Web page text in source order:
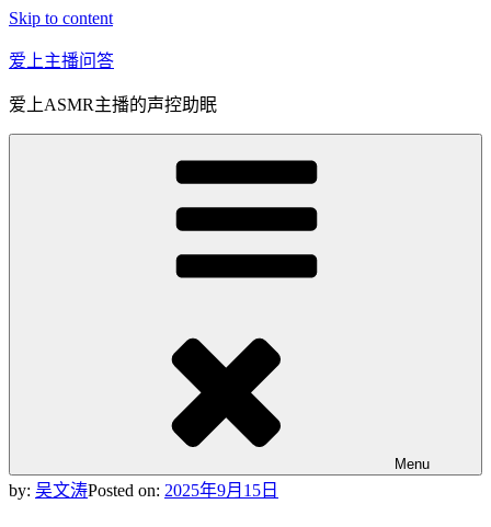
Skip to content
爱上主播问答
爱上ASMR主播的声控助眠
Menu
by: 吴文涛Posted on: 2025年9月15日